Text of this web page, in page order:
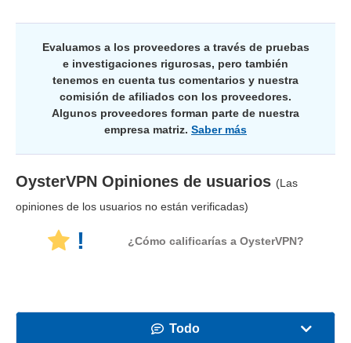
Evaluamos a los proveedores a través de pruebas
e investigaciones rigurosas, pero también
tenemos en cuenta tus comentarios y nuestra
comisión de afiliados con los proveedores.
Algunos proveedores forman parte de nuestra
empresa matriz. Saber más
OysterVPN Opiniones de usuarios (Las
opiniones de los usuarios no están verificadas)
! ¿Cómo calificarías a OysterVPN?
Todo